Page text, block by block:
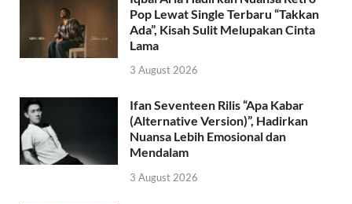
Pop Lewat Single Terbaru “Takkan
Ada”, Kisah Sulit Melupakan Cinta
Lama
3 August 2026
Ifan Seventeen Rilis “Apa Kabar
(Alternative Version)”, Hadirkan
Nuansa Lebih Emosional dan
Mendalam
3 August 2026